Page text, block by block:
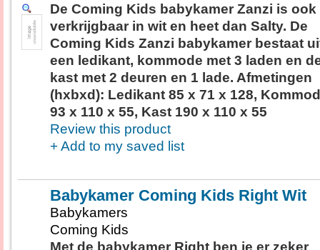
De Coming Kids babykamer Zanzi is ook
verkrijgbaar in wit en heet dan Salty. De
Coming Kids Zanzi babykamer bestaat
een ledikant, kommode met 3 laden en
kast met 2 deuren en 1 lade. Afmetingen
(hxbxd): Ledikant 85 x 71 x 128,
93 x 110 x 55, Kast 190 x 110 x 55
Review this product
+ Add to my saved list
Babykamer Coming Kids Right Wit
Babykamers
Coming Kids
Met de babykamer Right ben je er zeker